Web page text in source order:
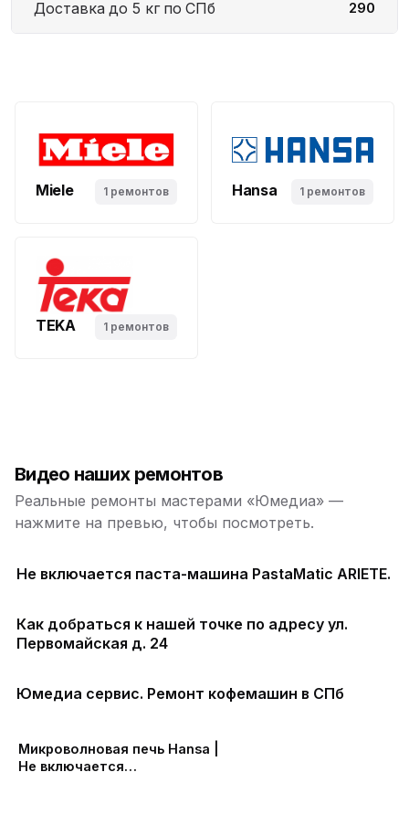
Доставка до 5 кг по СПб 290
Miele 1 ремонтов Hansa 1 ремонтов
TEKA 1 ремонтов
Видео наших ремонтов
Реальные ремонты мастерами «Юмедиа» —
нажмите на превью, чтобы посмотреть.
Не включается паста-машина PastaMatic ARIETE.
Как добраться к нашей точке по адресу ул.
Первомайская д. 24
Юмедиа сервис. Ремонт кофемашин в СПб
Микроволновая печь Hansa |
Не включается